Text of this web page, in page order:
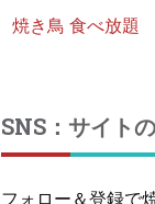
焼き鳥 食べ放題
SNS：サイト
フォロー＆登録で